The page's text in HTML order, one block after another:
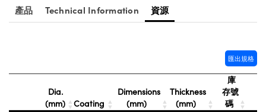
Gratings™
產品 Technical Information 資源
匯出規格
Dia.
(mm) Coating
Dimensions
(mm)
Thickness
(mm)
庫
存號
碼